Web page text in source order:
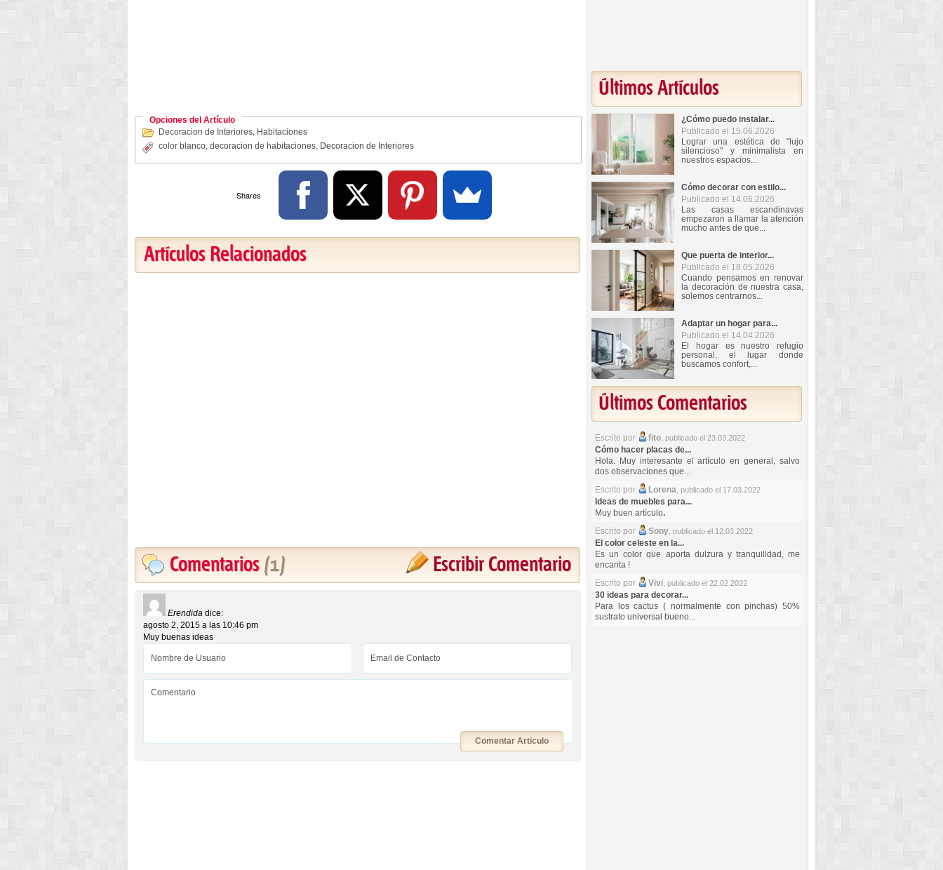
Opciones del Artículo
Decoracion de Interiores, Habitaciones
color blanco, decoracion de habitaciones, Decoracion de Interiores
Shares
Artículos Relacionados
Escribir Comentario
Comentarios (1)
Erendida dice:
agosto 2, 2015 a las 10:46 pm
Muy buenas ideas
Comentar Articulo
Últimos Artículos
¿Cómo puedo instalar...
Publicado el 15.06.2026
Lograr una estética de "lujo
silencioso" y minimalista en
nuestros espacios...
Cómo decorar con estilo...
Publicado el 14.06.2026
Las casas escandinavas
empezaron a llamar la atención
mucho antes de que...
Que puerta de interior...
Publicado el 18.05.2026
Cuando pensamos en renovar
la decoración de nuestra casa,
solemos centrarnos...
Adaptar un hogar para...
Publicado el 14.04.2026
El hogar es nuestro refugio
personal, el lugar donde
buscamos confort,...
Últimos Comentarios
Escrito por fito, publicado el 23.03.2022
Cómo hacer placas de...
Hola. Muy interesante el artículo en general, salvo
dos observaciones que...
Escrito por
Lorena, publicado el 17.03.2022
Ideas de muebles para...
Muy buen artículo.
Escrito por
Sony, publicado el 12.03.2022
El color celeste en la...
Es un color que aporta dulzura y tranquilidad, me
encanta !
Escrito por
Vivi, publicado el 22.02.2022
30 ideas para decorar...
Para los cactus ( normalmente con pinchas) 50%
sustrato universal bueno...